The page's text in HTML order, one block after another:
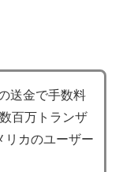
送金で手数料
百万トランザ
リカのユーザー